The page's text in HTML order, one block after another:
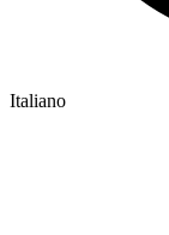
Italiano